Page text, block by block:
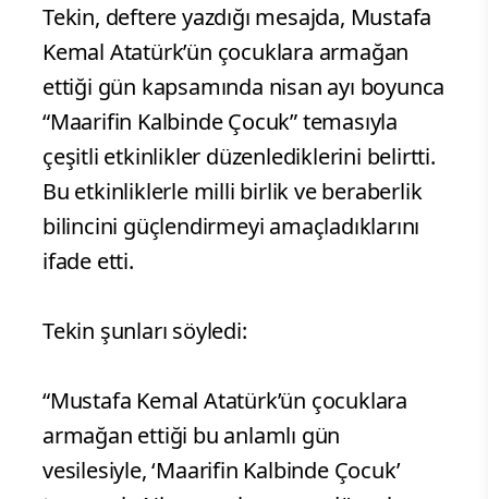
Tekin, deftere yazdığı mesajda, Mustafa
Kemal Atatürk’ün çocuklara armağan
ettiği gün kapsamında nisan ayı boyunca
“Maarifin Kalbinde Çocuk” temasıyla
çeşitli etkinlikler düzenlediklerini belirtti.
Bu etkinliklerle milli birlik ve beraberlik
bilincini güçlendirmeyi amaçladıklarını
ifade etti.
Tekin şunları söyledi:
“Mustafa Kemal Atatürk’ün çocuklara
armağan ettiği bu anlamlı gün
vesilesiyle, ‘Maarifin Kalbinde Çocuk’